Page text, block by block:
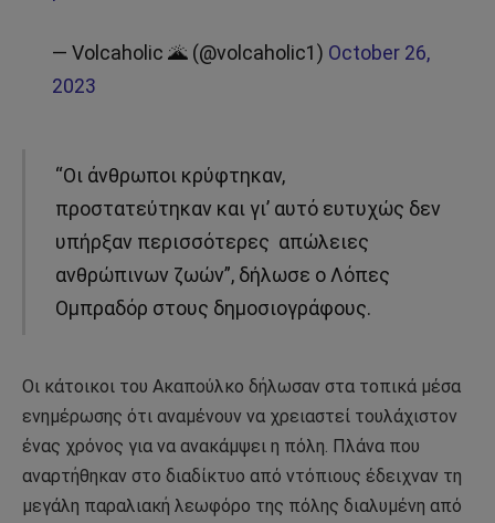
— Volcaholic 🌋 (@volcaholic1) October 26,
2023
“Οι άνθρωποι κρύφτηκαν,
προστατεύτηκαν και γι’ αυτό ευτυχώς δεν
υπήρξαν περισσότερες απώλειες
ανθρώπινων ζωών”, δήλωσε ο Λόπες
Ομπραδόρ στους δημοσιογράφους.
Οι κάτοικοι του Ακαπούλκο δήλωσαν στα τοπικά μέσα
ενημέρωσης ότι αναμένουν να χρειαστεί τουλάχιστον
ένας χρόνος για να ανακάμψει η πόλη. Πλάνα που
αναρτήθηκαν στο διαδίκτυο από ντόπιους έδειχναν τη
μεγάλη παραλιακή λεωφόρο της πόλης διαλυμένη από